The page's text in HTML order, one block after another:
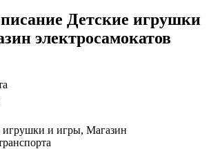
Детские игрушки
электросамокатов
игрушки и игры, Магазин